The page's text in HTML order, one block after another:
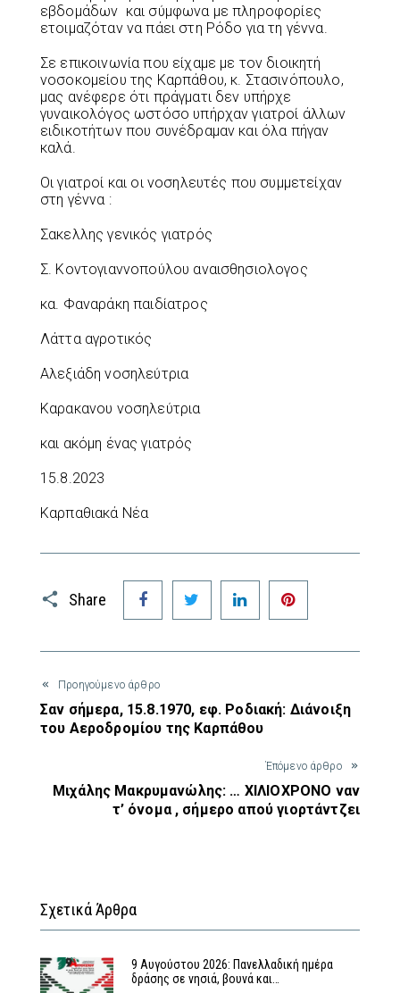
εβδομάδων και σύμφωνα με πληροφορίες
ετοιμαζόταν να πάει στη Ρόδο για τη γέννα.
Σε επικοινωνία που είχαμε με τον διοικητή
νοσοκομείου της Καρπάθου, κ. Στασινόπουλο,
μας ανέφερε ότι πράγματι δεν υπήρχε
γυναικολόγος ωστόσο υπήρχαν γιατροί άλλων
ειδικοτήτων που συνέδραμαν και όλα πήγαν
καλά.
Οι γιατροί και οι νοσηλευτές που συμμετείχαν
στη γέννα :
Σακελλης γενικός γιατρός
Σ. Κοντογιαννοπούλου αναισθησιολογος
κα. Φαναράκη παιδίατρος
Λάττα αγροτικός
Αλεξιάδη νοσηλεύτρια
Καρακανου νοσηλεύτρια
και ακόμη ένας γιατρός
15.8.2023
Καρπαθιακά Νέα
Share
Facebook Twitter LinkedIn
Προηγούμενο άρθρο
Σαν σήμερα, 15.8.1970, εφ. Ροδιακή: Διάνοιξη
του Αεροδρομίου της Καρπάθου
Έπόμενο άρθρο
Μιχάλης Μακρυμανώλης: … ΧΙΛΙΟΧΡΟΝΟ ναν
τ’ όνομα , σήμερο απού γιορτάντζει
Σχετικά Άρθρα
9 Αυγούστου 2026: Πανελλαδική ημέρα
δράσης σε νησιά, βουνά και…